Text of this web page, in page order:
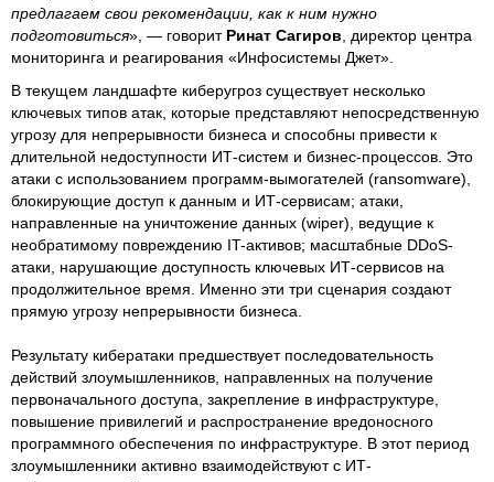
предлагаем свои рекомендации, как к ним нужно
подготовиться», — говорит Ринат Сагиров , директор центра
мониторинга и реагирования «Инфосистемы Джет».
В текущем ландшафте киберугроз существует несколько
ключевых типов атак, которые представляют непосредственную
угрозу для непрерывности бизнеса и способны привести к
длительной недоступности ИТ-систем и бизнес-процессов. Это
атаки с использованием программ-вымогателей (ransomware),
блокирующие доступ к данным и ИТ-сервисам; атаки,
направленные на уничтожение данных (wiper), ведущие к
необратимому повреждению IT-активов; масштабные DDoS-
атаки, нарушающие доступность ключевых ИТ-сервисов на
продолжительное время. Именно эти три сценария создают
прямую угрозу непрерывности бизнеса.
Результату кибератаки предшествует последовательность
действий злоумышленников, направленных на получение
первоначального доступа, закрепление в инфраструктуре,
повышение привилегий и распространение вредоносного
программного обеспечения по инфраструктуре. В этот период
злоумышленники активно взаимодействуют с ИТ-